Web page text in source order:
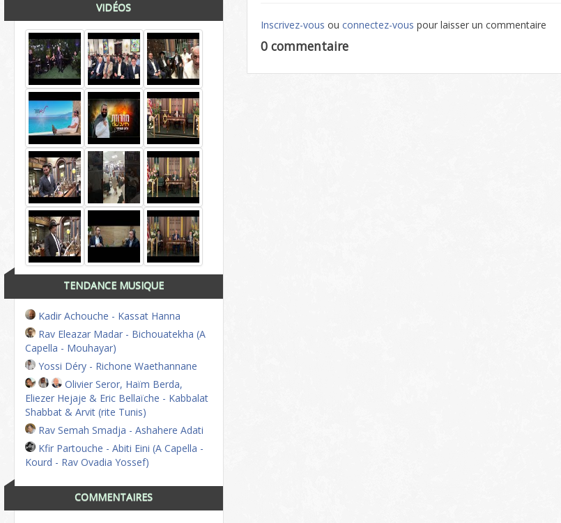
VIDÉOS
TENDANCE MUSIQUE
Kadir Achouche - Kassat Hanna
Rav Eleazar Madar - Bichouatekha (A
Capella - Mouhayar)
Yossi Déry - Richone Waethannane
Olivier Seror, Haïm Berda,
Eliezer Hejaje & Eric Bellaïche - Kabbalat
Shabbat & Arvit (rite Tunis)
Rav Semah Smadja - Ashahere Adati
Kfir Partouche - Abiti Eini (A Capella -
Kourd - Rav Ovadia Yossef)
COMMENTAIRES
Inscrivez-vous ouconnectez-vous pour laisser un commentaire
0 commentaire